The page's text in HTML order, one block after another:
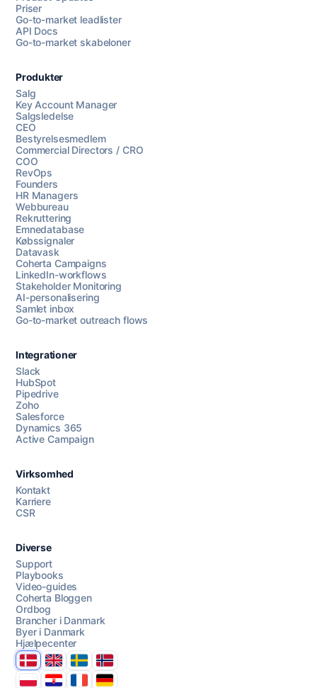
Chat med os
AI Campaign Assist
Priser
Go-to-market leadlister
API Docs
Go-to-market skabeloner
Produkter
Salg
Key Account Manager
Salgsledelse
CEO
Bestyrelsesmedlem
Commercial Directors / CRO
COO
RevOps
Founders
HR Managers
Webbureau
Rekruttering
Emnedatabase
Købssignaler
Datavask
Coherta Campaigns
LinkedIn-workflows
Stakeholder Monitoring
AI-personalisering
Samlet inbox
Go-to-market outreach flows
Integrationer
Slack
HubSpot
Pipedrive
Zoho
Salesforce
Dynamics 365
Active Campaign
Virksomhed
Kontakt
Karriere
CSR
Diverse
Support
Playbooks
Video-guides
Coherta Bloggen
Ordbog
Brancher i Danmark
Byer i Danmark
Hjælpecenter
DanmarkUnited Kingdom
SverigeNorge
PolskaHrvatskaFranceDeutschland